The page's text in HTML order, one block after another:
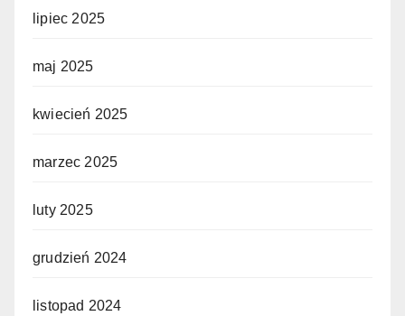
lipiec 2025
maj 2025
kwiecień 2025
marzec 2025
luty 2025
grudzień 2024
listopad 2024